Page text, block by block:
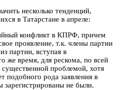
несколько тенденций,
в Татарстане в апреле:
конфликт в КПРФ, причем
проявление, т.к. члены партии
партии, вступая в
же время, для рескома, по всей
существенной проблемой, хотя
подобного рода заявления в
не были.